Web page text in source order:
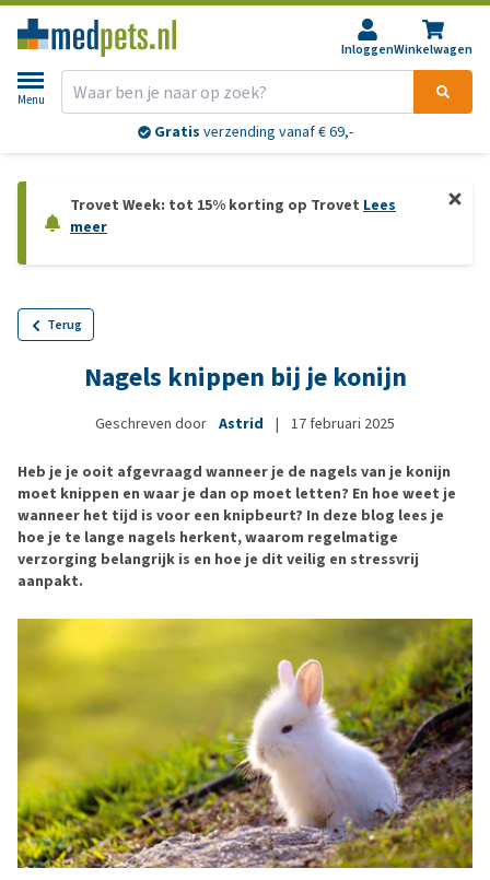
InloggenWinkelwagen
Menu
Gratis verzending vanaf € 69,-
Trovet Week: tot 15% korting op Trovet Lees
meer
Terug
Nagels knippen bij je konijn
Geschreven door Astrid | 17 februari 2025
Heb je je ooit afgevraagd wanneer je de nagels van je konijn
moet knippen en waar je dan op moet letten? En hoe weet je
wanneer het tijd is voor een knipbeurt? In deze blog lees je
hoe je te lange nagels herkent, waarom regelmatige
verzorging belangrijk is en hoe je dit veilig en stressvrij
aanpakt.